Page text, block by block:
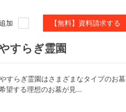
加 【無料】資料請求する
すらぎ霊園
すらぎ霊園はさまざまなタイプのお墓
望する理想のお墓が見...